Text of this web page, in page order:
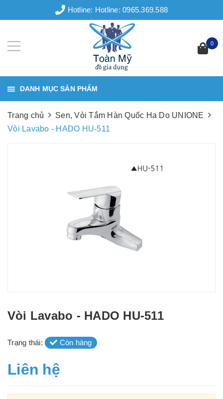
Hotline: Hotline: 0965.369.588
0
DANH MỤC SẢN PHẨM
Trang chủ
Sen, Vòi Tắm Hàn Quốc Ha Do UNIONE
Vòi Lavabo - HADO HU-511
Vòi Lavabo - HADO HU-511
Trạng thái: Còn hàng
Liên hệ